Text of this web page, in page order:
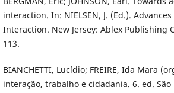
interaction. In: NIELSEN, J. (Ed.).
Interaction. New Jersey: Ablex Publishing
113.
BIANCHETTI, Lucídio; FREIRE, Ida Mara
interação, trabalho e cidadania. 6. ed. São